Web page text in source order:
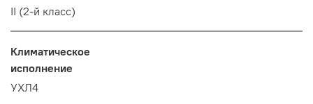
II (2-й класс)
Климатическое
исполнение
УХЛ4